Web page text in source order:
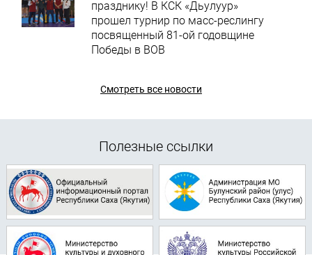
празднику! В КСК «Дьулуур»
прошел турнир по масс-реслингу
посвященный 81-ой годовщине
Победы в ВОВ
Смотреть все новости
Полезные ссылки